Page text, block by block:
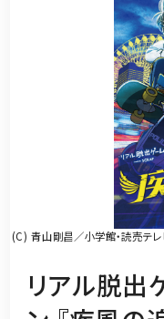
(C) 青山剛昌／小学館・読売テ
リアル脱出